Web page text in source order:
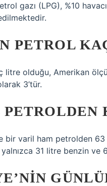
gazı (LPG), %10
PETROL
litre olduğu, Amerikan
3’tür.
bir varil ham petrolden
31 litre benzin ve